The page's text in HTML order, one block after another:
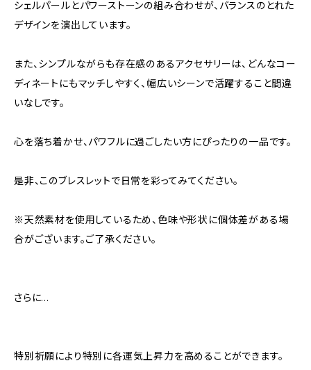
シェルパールとパワーストーンの組み合わせが、バランスのとれた
デザインを演出しています。
また、シンプルながらも存在感のあるアクセサリーは、どんなコー
ディネートにもマッチしやすく、幅広いシーンで活躍すること間違
いなしです。
心を落ち着かせ、パワフルに過ごしたい方にぴったりの一品です。
是非、このブレスレットで日常を彩ってみてください。
※天然素材を使用しているため、色味や形状に個体差がある場
合がございます。ご了承ください。
さらに…
特別祈願により特別に各運気上昇力を高めることができます。